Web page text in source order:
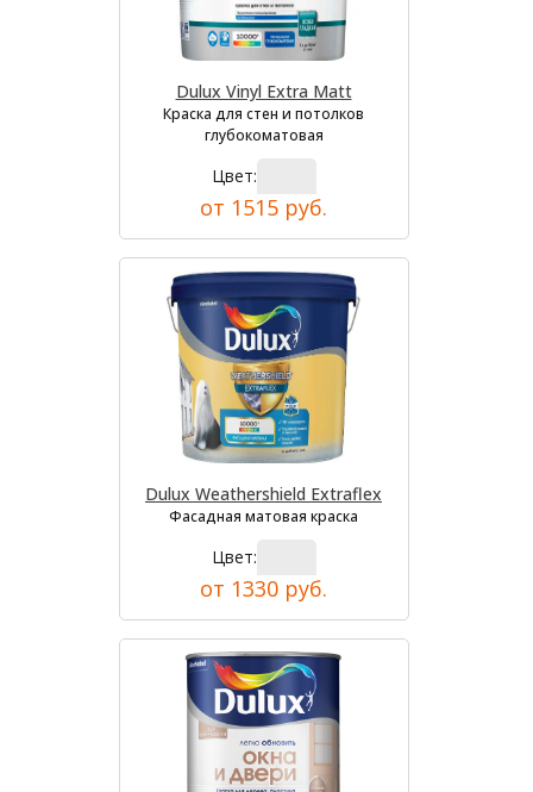
Dulux Vinyl Extra Matt
Краска для стен и потолков
глубокоматовая
Цвет:
от 1515 руб.
Dulux Weathershield Extraflex
Фасадная матовая краска
Цвет:
от 1330 руб.